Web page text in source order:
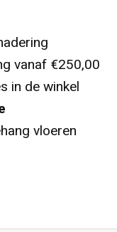
vanaf €250,00
in de winkel
vloeren